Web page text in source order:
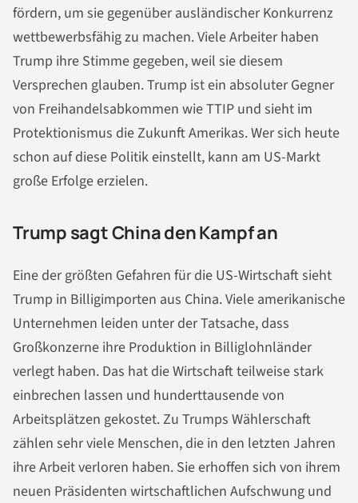
fördern, um sie gegenüber ausländischer Konkurrenz
wettbewerbsfähig zu machen. Viele Arbeiter haben
Trump ihre Stimme gegeben, weil sie diesem
Versprechen glauben. Trump ist ein absoluter Gegner
von Freihandelsabkommen wie TTIP und sieht im
Protektionismus die Zukunft Amerikas. Wer sich heute
schon auf diese Politik einstellt, kann am US-Markt
große Erfolge erzielen.
Trump sagt China den Kampf an
Eine der größten Gefahren für die US-Wirtschaft sieht
Trump in Billigimporten aus China. Viele amerikanische
Unternehmen leiden unter der Tatsache, dass
Großkonzerne ihre Produktion in Billiglohnländer
verlegt haben. Das hat die Wirtschaft teilweise stark
einbrechen lassen und hunderttausende von
Arbeitsplätzen gekostet. Zu Trumps Wählerschaft
zählen sehr viele Menschen, die in den letzten Jahren
ihre Arbeit verloren haben. Sie erhoffen sich von ihrem
neuen Präsidenten wirtschaftlichen Aufschwung und